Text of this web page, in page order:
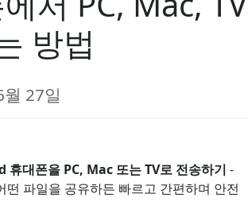
방법
27일
대폰을 PC, Mac 또는 TV로 전송하기 -
파일을 공유하든 빠르고 간편하며 안전